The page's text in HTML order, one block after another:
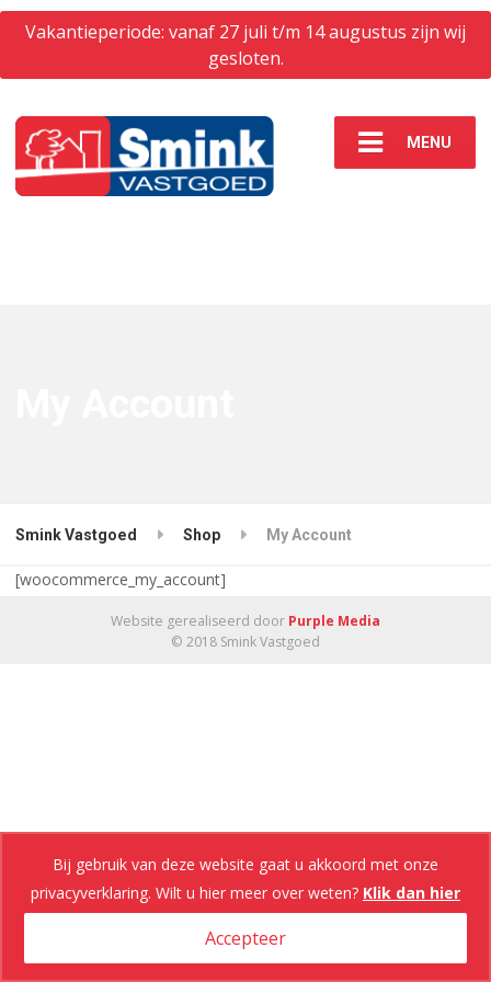
Vakantieperiode: vanaf 27 juli t/m 14 augustus zijn wij
gesloten.
MENU
Smink Vastgoed Shop My Account
[woocommerce_my_account]
Website gerealiseerd door Purple Media
© 2018 Smink Vastgoed
Bij gebruik van deze website gaat u akkoord met onze
privacyverklaring. Wilt u hier meer over weten? Klik dan hier
Accepteer